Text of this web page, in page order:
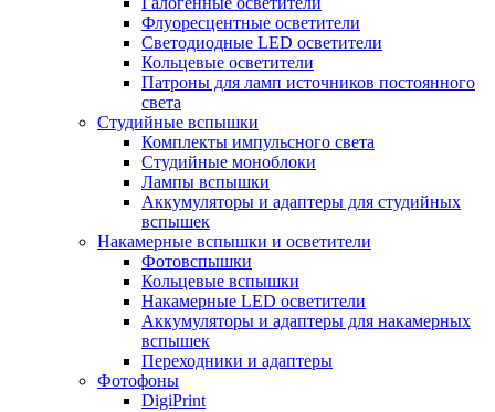
Флуоресцентные осветители
Светодиодные LED осветители
Кольцевые осветители
Патроны для ламп источников постоянного
света
Студийные вспышки
Комплекты импульсного света
Студийные моноблоки
Лампы вспышки
Аккумуляторы и адаптеры для студийных
вспышек
Накамерные вспышки и осветители
Фотовспышки
Кольцевые вспышки
Накамерные LED осветители
Аккумуляторы и адаптеры для накамерных
вспышек
Переходники и адаптеры
Фотофоны
DigiPrint